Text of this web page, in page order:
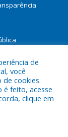
de
de
você
cookies.
é feito, acesse
clique em